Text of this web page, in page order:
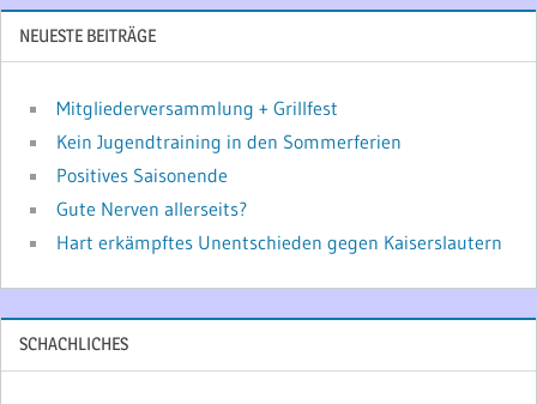
NEUESTE BEITRÄGE
Mitgliederversammlung + Grillfest
Kein Jugendtraining in den Sommerferien
Positives Saisonende
Gute Nerven allerseits?
Hart erkämpftes Unentschieden gegen Kaiserslautern
SCHACHLICHES